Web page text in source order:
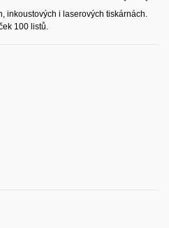
inkoustových i laserových tiskárnách.
100 listů.